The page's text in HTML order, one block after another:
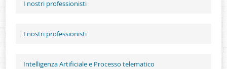
I nostri professionisti
I nostri professionisti
Intelligenza Artificiale e Processo telematico